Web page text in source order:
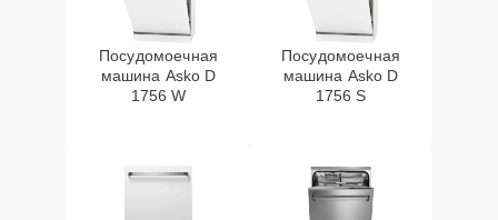
Посудомоечная
машина Asko D
1756 W
Посудомоечная
машина Asko D
1756 S